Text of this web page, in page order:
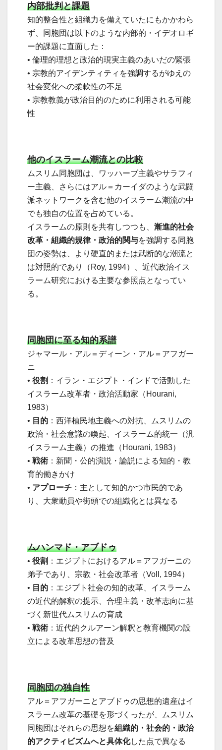
内部批判と課題
知的整合性と組織力を備えていたにもかかわら
ず、同胞団は以下のような内部的・イデオロギ
ー的課題に直面した：
• 倫理的理想と政治的現実主義のあいだの緊張
• 宗教的アイデンティティを強調するがゆえの
社会変化への柔軟性の不足
• 宗教教義が政治目的のために利用される可能
性
他のイスラーム潮流との比較
ムスリム同胞団は、ワッハーブ主義やサラフィ
ー主義、さらにはアル＝カーイダのような武闘
派ネットワークを含む他のイスラーム潮流の中
でも独自の位置を占めている。
イスラームの原則を共有しつつも、 漸進的社会
改革・組織的規律・政治的関与を強調する同胞
団の姿勢は、より硬直的または武断的な潮流と
は対照的であり（Roy, 1994）、近代政治イス
ラーム研究における主要な参照点となってい
る。
同胞団に至る知的系譜
ジャマール・アル＝ディーン・アル＝アフガー
ニ
• 役割 ：イラン・エジプト・インドで活動した
イスラーム改革者・政治活動家（Hourani,
1983）
• 目的 ：西洋植民地主義への対抗、ムスリムの
政治・社会意識の喚起、イスラーム的統一（汎
イスラーム主義）の推進（Hourani, 1983）
• 戦術 ：新聞・公的演説・論説による知的・教
育的働きかけ
• アプローチ ：主として知的かつ市民的であ
り、大衆動員や街頭での組織化とは異なる
ムハンマド・アブドゥ
• 役割 ：エジプトにおけるアル＝アフガーニの
弟子であり、宗教・社会改革者（Voll, 1994）
• 目的 ：エジプト社会の知的改革、イスラーム
の近代的解釈の提示、合理主義・改革志向に基
づく新世代ムスリムの育成
• 戦術 ：近代的クルアーン解釈と教育機関の設
立による改革思想の普及
同胞団の独自性
アル＝アフガーニとアブドゥの思想的遺産はイ
スラーム改革の基礎を形づくったが、ムスリム
同胞団はそれらの思想を組織的・社会的・政治
的アクティビズムへと具体化した点で異なる